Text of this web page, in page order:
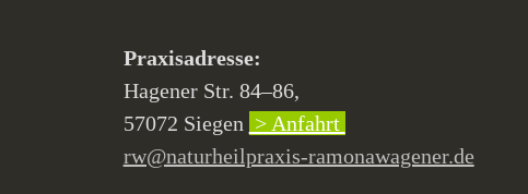
Praxisadresse:
Hagener Str. 84–86,
57072 Siegen > Anfahrt
rw@naturheilpraxis-ramonawagener.de